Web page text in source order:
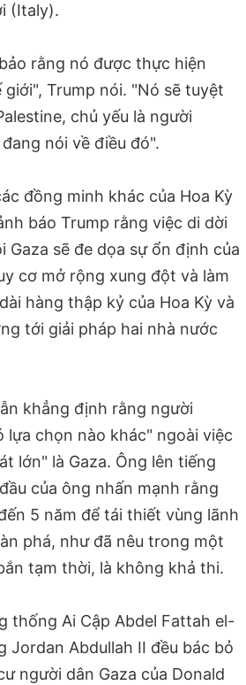
(Italy).
rằng nó được thực hiện
Trump nói. "Nó sẽ tuyệt
chủ yếu là người
nói về điều đó".
đồng minh khác của Hoa Kỳ
báo Trump rằng việc di dời
Gaza sẽ đe dọa sự ổn định của
cơ mở rộng xung đột và làm
hàng thập kỷ của Hoa Kỳ và
tới giải pháp hai nhà nước
khẳng định rằng người
lựa chọn nào khác" ngoài việc
lớn" là Gaza. Ông lên tiếng
của ông nhấn mạnh rằng
5 năm để tái thiết vùng lãnh
phá, như đã nêu trong một
tạm thời, là không khả thi.
thống Ai Cập Abdel Fattah el-
Jordan Abdullah II đều bác bỏ
người dân Gaza của Donald